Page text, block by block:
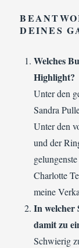
DEINES
Welches
Highlight?
Unter den
Sandra
Unter den
und der
Charlotte
meine
In welcher
damit zu
Schwierig